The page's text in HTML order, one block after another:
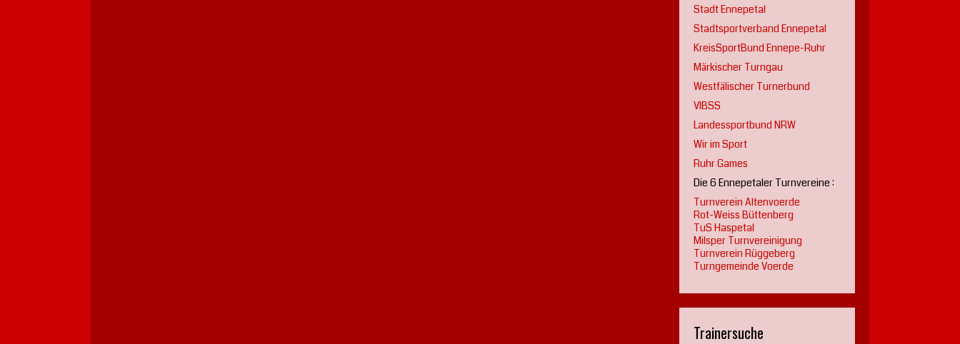
Stadt Ennepetal
Stadtsportverband Ennepetal
KreisSportBund Ennepe-Ruhr
Märkischer Turngau
Westfälischer Turnerbund
VIBSS
Landessportbund NRW
Wir im Sport
Ruhr Games
Die 6 Ennepetaler Turnvereine :
Turnverein Altenvoerde
Rot-Weiss Büttenberg
TuS Haspetal
Milsper Turnvereinigung
Turnverein Rüggeberg
Turngemeinde Voerde
Trainersuche